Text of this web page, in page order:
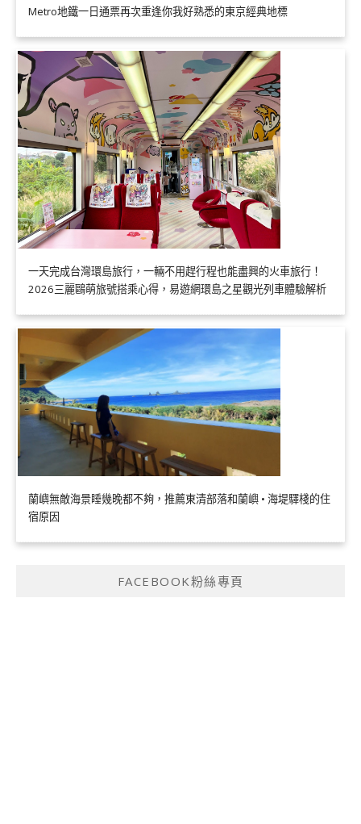
Metro地鐵一日通票再次重逢你我好熟悉的東京經典地標
一天完成台灣環島旅行，一輛不用趕行程也能盡興的火車旅行！
2026三麗鷗萌旅號搭乘心得，易遊網環島之星觀光列車體驗解析
蘭嶼無敵海景睡幾晚都不夠，推薦東清部落和蘭嶼 • 海堤驛棧的住
宿原因
FACEBOOK粉絲專頁